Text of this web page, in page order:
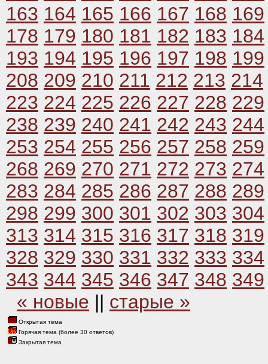
163 164 165 166 167 168 169
178 179 180 181 182 183 184
193 194 195 196 197 198 199
208 209 210 211 212 213 214
223 224 225 226 227 228 229
238 239 240 241 242 243 244
253 254 255 256 257 258 259
268 269 270 271 272 273 274
283 284 285 286 287 288 289
298 299 300 301 302 303 304
313 314 315 316 317 318 319
328 329 330 331 332 333 334
343 344 345 346 347 348 349
« новые || старые »
Открытая тема
Горячая тема (более 30 ответов)
Закрытая тема